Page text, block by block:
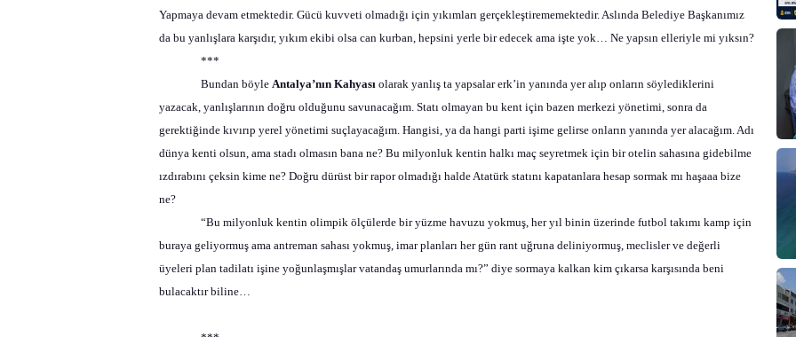
Yapmaya devam etmektedir. Gücü kuvveti olmadığı için yıkımları gerçekleştirememektedir. Aslında Belediye Başkanımız
da bu yanlışlara karşıdır, yıkım ekibi olsa can kurban, hepsini yerle bir edecek ama işte yok… Ne yapsın elleriyle mi yıksın?
***
Bundan böyleAntalya’nın Kahyası olarak yanlış ta yapsalar erk’in yanında yer alıp onların söylediklerini
yazacak, yanlışlarının doğru olduğunu savunacağım. Statı olmayan bu kent için bazen merkezi yönetimi, sonra da
gerektiğinde kıvırıp yerel yönetimi suçlayacağım. Hangisi, ya da hangi parti işime gelirse onların yanında yer alacağım. Adı
dünya kenti olsun, ama stadı olmasın bana ne? Bu milyonluk kentin halkı maç seyretmek için bir otelin sahasına gidebilme
ızdırabını çeksin kime ne? Doğru dürüst bir rapor olmadığı halde Atatürk statını kapatanlara hesap sormak mı haşaaa bize
ne?
“Bu milyonluk kentin olimpik ölçülerde bir yüzme havuzu yokmuş, her yıl binin üzerinde futbol takımı kamp için
buraya geliyormuş ama antreman sahası yokmuş, imar planları her gün rant uğruna deliniyormuş, meclisler ve değerli
üyeleri plan tadilatı işine yoğunlaşmışlar vatandaş umurlarında mı?” diye sormaya kalkan kim çıkarsa karşısında beni
bulacaktır biline…